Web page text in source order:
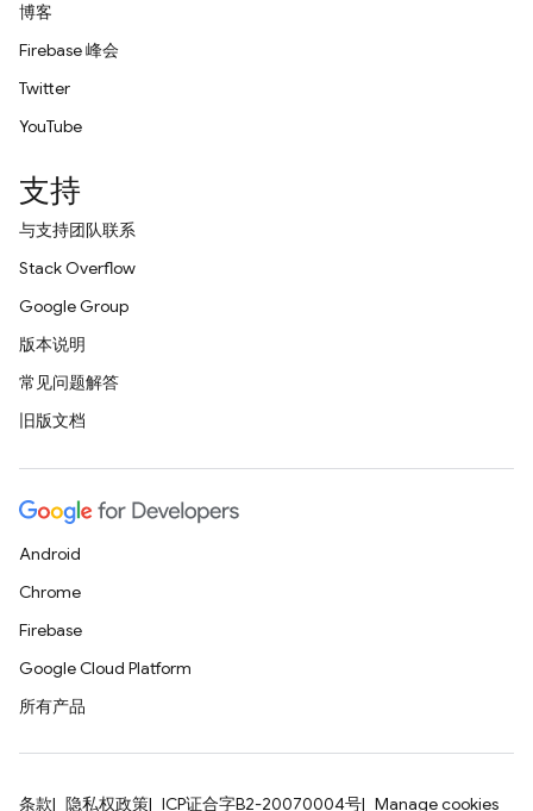
博客
Firebase 峰会
Twitter
YouTube
支持
与支持团队联系
Stack Overflow
Google Group
版本说明
常见问题解答
旧版文档
Android
Chrome
Firebase
Google Cloud Platform
所有产品
条款 隐私权政策 ICP证合字B2-20070004号 Manage cookies